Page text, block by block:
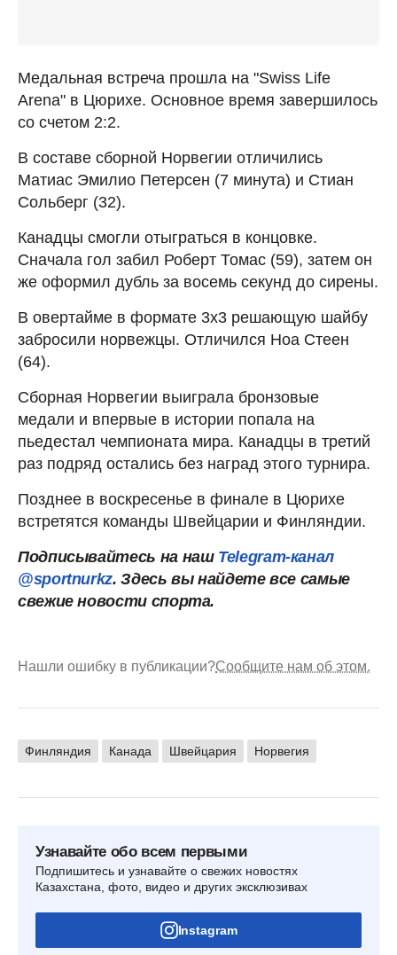
Медальная встреча прошла на "Swiss Life
Arena" в Цюрихе. Основное время завершилось
со счетом 2:2.
В составе сборной Норвегии отличились
Матиас Эмилио Петерсен (7 минута) и Стиан
Сольберг (32).
Канадцы смогли отыграться в концовке.
Сначала гол забил Роберт Томас (59), затем он
же оформил дубль за восемь секунд до сирены.
В овертайме в формате 3х3 решающую шайбу
забросили норвежцы. Отличился Ноа Стеен
(64).
Сборная Норвегии выиграла бронзовые
медали и впервые в истории попала на
пьедестал чемпионата мира. Канадцы в третий
раз подряд остались без наград этого турнира.
Позднее в воскресенье в финале в Цюрихе
встретятся команды Швейцарии и Финляндии.
Подписывайтесь на наш Telegram-канал
@sportnurkz. Здесь вы найдете все самые
свежие новости спорта.
Нашли ошибку в публикации?Сообщите нам об этом.
Финляндия Канада Швейцария Норвегия
Узнавайте обо всем первыми
Подпишитесь и узнавайте о свежих новостях
Казахстана, фото, видео и других эксклюзивах
Instagram